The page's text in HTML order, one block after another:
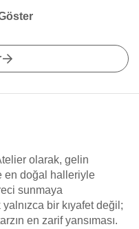
olarak, gelin
en doğal halleriyle
sunmaya
bir kıyafet değil;
en zarif yansıması.